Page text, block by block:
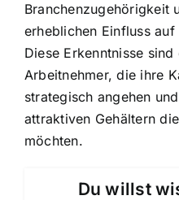
Branchenzugehörigkeit
erheblichen Einfluss
Diese Erkenntnisse
Arbeitnehmer, die ihre
strategisch angehen
attraktiven Gehältern
möchten.
Du willst